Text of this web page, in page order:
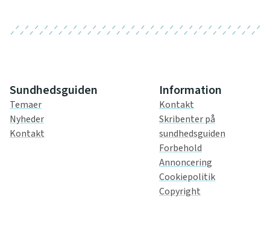
Sundhedsguiden
Temaer
Nyheder
Kontakt
Information
Kontakt
Skribenter på
sundhedsguiden
Forbehold
Annoncering
Cookiepolitik
Copyright